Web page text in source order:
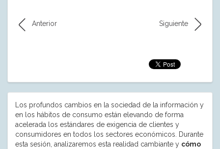
Anterior Siguiente
Los profundos cambios en la sociedad de la información y
en los hábitos de consumo están elevando de forma
acelerada los estándares de exigencia de clientes y
consumidores en todos los sectores económicos. Durante
esta sesión, analizaremos esta realidad cambiante y cómo